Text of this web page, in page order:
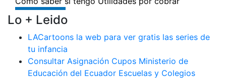
Lo + Leido
LACartoons la web para ver gratis las series de
tu infancia
Consultar Asignación Cupos Ministerio de
Educación del Ecuador Escuelas y Colegios